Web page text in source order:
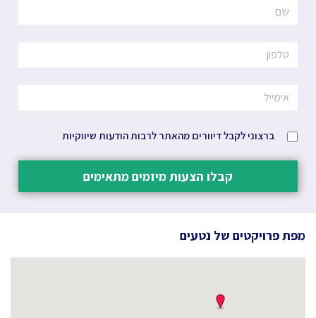
ברצוני לקבל דיוורים מהאתר לרבות הודעות שיווקיות
קבלו הצעות מיזמים מתאימים
מפת פרויקטים של נטעים